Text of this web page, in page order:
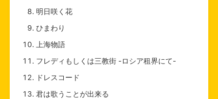
明日咲く花
ひまわり
上海物語
フレディもしくは三教街 -ロシア租界にて-
ドレスコード
君は歌うことが出来る